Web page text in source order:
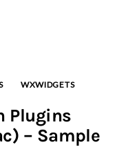
WXWIDGETS
Plugins
– Sample